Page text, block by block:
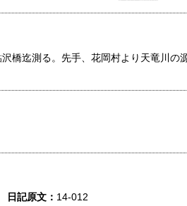
橋迄測る。先手、花岡村より天竜川の
日記原文： 14-012